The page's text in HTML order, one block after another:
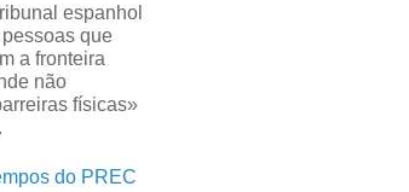
espanhol
que
a fronteira
não
físicas»
do PREC